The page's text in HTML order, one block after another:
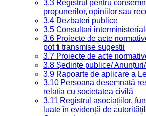
3.3 Registrul pentru
propunerilor, opiniilor sau
3.4 Dezbateri publice
3.5 Consultari
3.6 Proiecte de acte
pot fi transmise sugestii
3.7 Proiecte de acte
3.8 Ședințe publice/
3.9 Rapoarte de aplicare a
3.10 Persoana desemnată
relația cu societatea civilă
3.11 Registrul asociațiilor,
luate în evidență de